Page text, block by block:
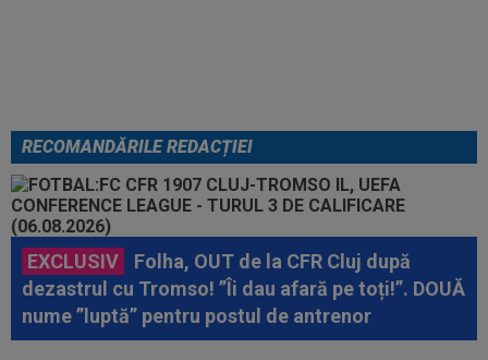
RECOMANDĂRILE REDACȚIEI
EXCLUSIV
Folha, OUT de la CFR Cluj după
dezastrul cu Tromso! ”Îi dau afară pe toți!”. DOUĂ
nume ”luptă” pentru postul de antrenor